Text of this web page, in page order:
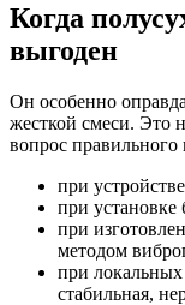
Когда
выгоден
Он особенно
жесткой смеси. Это
вопрос правильного
при
при установке
при
методом
при локальных
стабильная,